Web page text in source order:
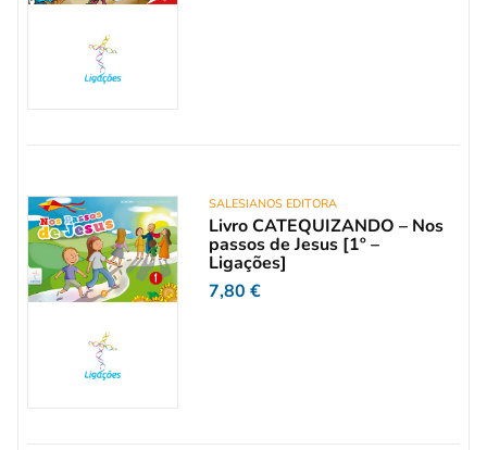
SALESIANOS EDITORA
Livro CATEQUIZANDO – Nos
passos de Jesus [1º –
Ligações]
7,80€